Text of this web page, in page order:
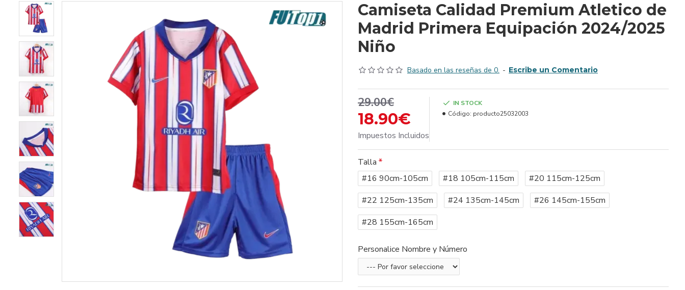
Camiseta Calidad Premium Atletico de
Madrid Primera Equipación 2024/2025
Niño
Basado en las reseñas de 0. - Escribe un Comentario
18.90€
29.00€
Impuestos Incluidos
IN STOCK
Código: producto25032003
Talla
#16 90cm-105cm
#18 105cm-115cm
#20 115cm-125cm
#22 125cm-135cm
#24 135cm-145cm
#26 145cm-155cm
#28 155cm-165cm
Personalice Nombre y Número